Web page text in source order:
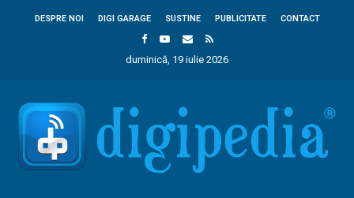
DESPRE NOI DIGI GARAGE SUSTINE PUBLICITATE CONTACT
duminică, 19 iulie 2026